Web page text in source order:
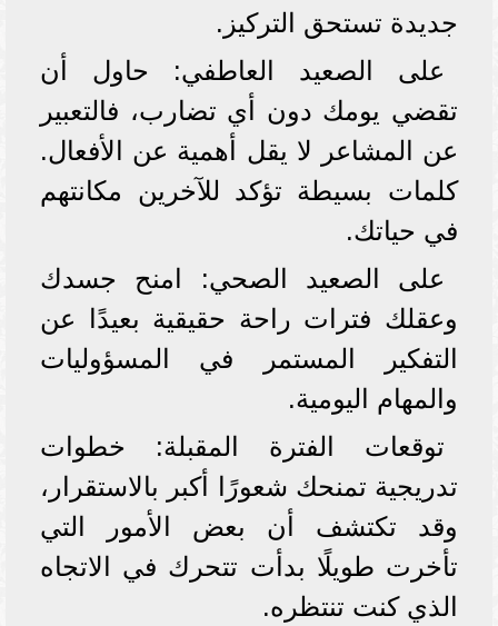
جديدة تستحق التركيز.
على الصعيد العاطفي: حاول أن
تقضي يومك دون أي تضارب، فالتعبير
عن المشاعر لا يقل أهمية عن الأفعال.
كلمات بسيطة تؤكد للآخرين مكانتهم
في حياتك.
على الصعيد الصحي: امنح جسدك
وعقلك فترات راحة حقيقية بعيدًا عن
التفكير المستمر في المسؤوليات
والمهام اليومية.
توقعات الفترة المقبلة: خطوات
تدريجية تمنحك شعورًا أكبر بالاستقرار،
وقد تكتشف أن بعض الأمور التي
تأخرت طويلًا بدأت تتحرك في الاتجاه
الذي كنت تنتظره.